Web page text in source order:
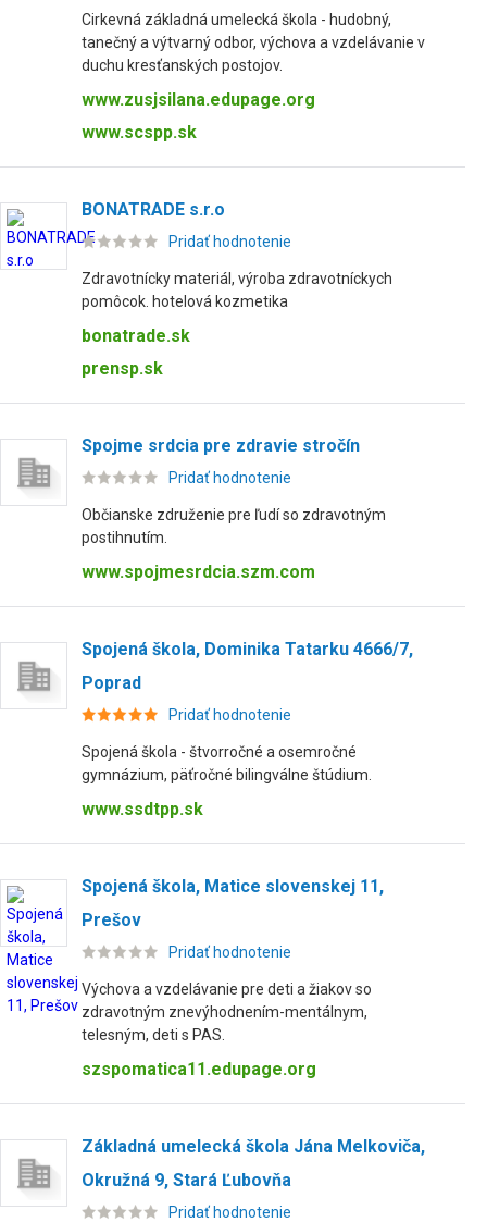
Cirkevná základná umelecká škola - hudobný,
tanečný a výtvarný odbor, výchova a vzdelávanie v
duchu kresťanských postojov.
www.zusjsilana.edupage.org
www.scspp.sk
BONATRADE s.r.o
Pridať hodnotenie
Zdravotnícky materiál, výroba zdravotníckych
pomôcok. hotelová kozmetika
bonatrade.sk
prensp.sk
Spojme srdcia pre zdravie stročín
Pridať hodnotenie
Občianske združenie pre ľudí so zdravotným
postihnutím.
www.spojmesrdcia.szm.com
Spojená škola, Dominika Tatarku 4666/7,
Poprad
Pridať hodnotenie
Spojená škola - štvorročné a osemročné
gymnázium, päťročné bilingválne štúdium.
www.ssdtpp.sk
Spojená škola, Matice slovenskej 11,
Prešov
Pridať hodnotenie
Výchova a vzdelávanie pre deti a žiakov so
zdravotným znevýhodnením-mentálnym,
telesným, deti s PAS.
szspomatica11.edupage.org
Základná umelecká škola Jána Melkoviča,
Okružná 9, Stará Ľubovňa
Pridať hodnotenie